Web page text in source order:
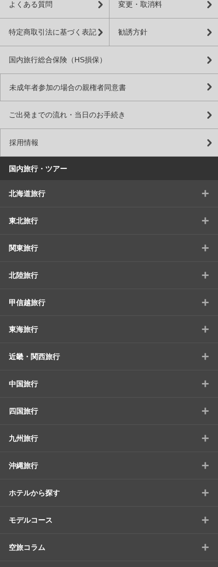
よくある質問 変更・取消料
特定商取引法に基づく表記 勧誘方針
国内旅行総合保険（HS損保）
未成年者参加の場合の親権者同意書
ご出発までの流れ・当日のお手続き
採用情報
国内旅行・ツアー
北海道旅行 +
東北旅行 +
関東旅行 +
北陸旅行 +
甲信越旅行 +
東海旅行 +
近畿・関西旅行 +
中国旅行 +
四国旅行 +
九州旅行 +
沖縄旅行 +
ホテルから探す +
モデルコース +
空旅コラム
+